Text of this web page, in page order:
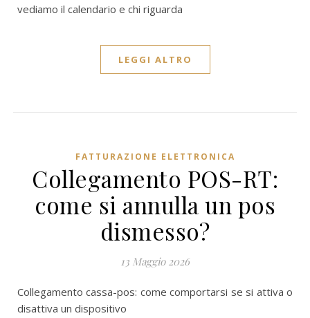
vediamo il calendario e chi riguarda
LEGGI ALTRO
FATTURAZIONE ELETTRONICA
Collegamento POS-RT:
come si annulla un pos
dismesso?
13 Maggio 2026
Collegamento cassa-pos: come comportarsi se si attiva o
disattiva un dispositivo